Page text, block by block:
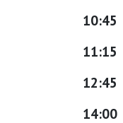
10:45
11:15
12:45
14:00